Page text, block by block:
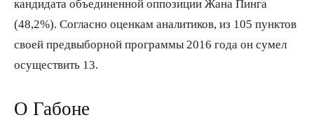
кандидата объединенной оппозиции Жана Пинга
(48,2%). Согласно оценкам аналитиков, из 105 пунктов
своей предвыборной программы 2016 года он сумел
осуществить 13.
О Габоне